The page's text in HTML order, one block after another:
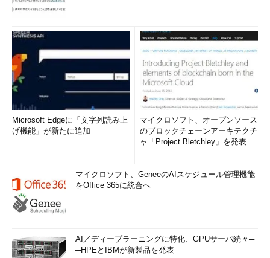
Microsoft Edgeに「文字列読み上
げ機能」が新たに追加
マイクロソフト、オープンソース
のブロックチェーンアーキテクチ
ャ「Project Bletchley」を発表
マイクロソフト、GeneeのAIスケジュール管理機能
をOffice 365に統合へ
AI／ディープラーニングに特化、GPUサーバ続々─
─HPEとIBMが新製品を発表